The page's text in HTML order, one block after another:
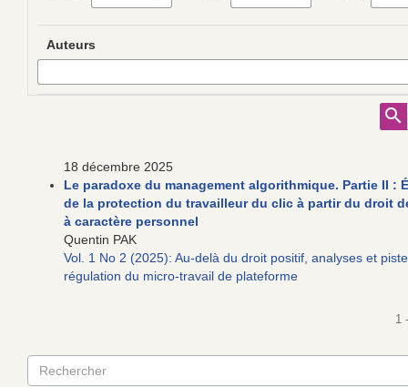
Auteurs
18 décembre 2025
Le paradoxe du management algorithmique. Partie II :
de la protection du travailleur du clic à partir du droit
à caractère personnel
Quentin PAK
Vol. 1 No 2 (2025): Au-delà du droit positif, analyses et
régulation du micro-travail de plateforme
1